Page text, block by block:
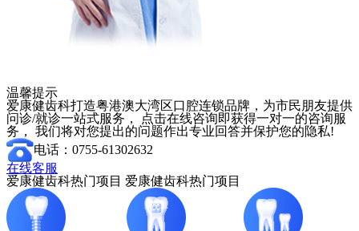
温馨提示
爱康健齿科打造粤港澳大湾区口腔连锁品牌，为市民朋友提供
问诊/就诊一站式服务， 点击在线咨询即获得一对一的咨询服
务， 我们将对您提出的问题作出专业回答并保护您的隐私!
电话：0755-61302632
在线客服
爱康健齿科热门项目 爱康健齿科热门项目